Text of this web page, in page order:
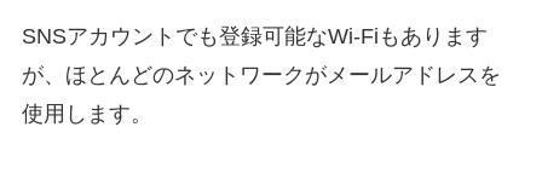
SNSアカウントでも登録可能なWi-Fiもあります
が、ほとんどのネットワークがメールアドレスを
使用します。